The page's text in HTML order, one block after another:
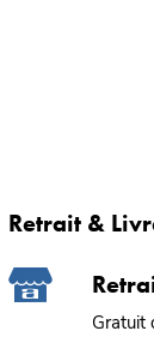
Retrait &
Gratuit